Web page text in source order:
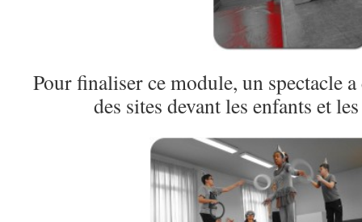
Pour finaliser ce module, un spectacle
des sites devant les enfants et